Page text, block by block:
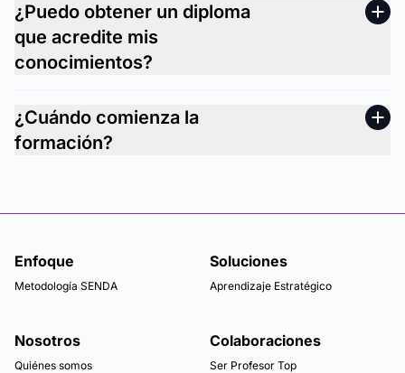
¿Puedo obtener un diploma
que acredite mis
conocimientos?
¿Cuándo comienza la
formación?
Enfoque
Metodología SENDA
Soluciones
Aprendizaje Estratégico
Nosotros
Quiénes somos
Colaboraciones
Ser Profesor Top